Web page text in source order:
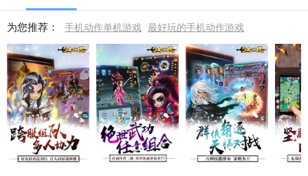
为您推荐： 手机动作单机游戏 最好玩的手机动作游戏